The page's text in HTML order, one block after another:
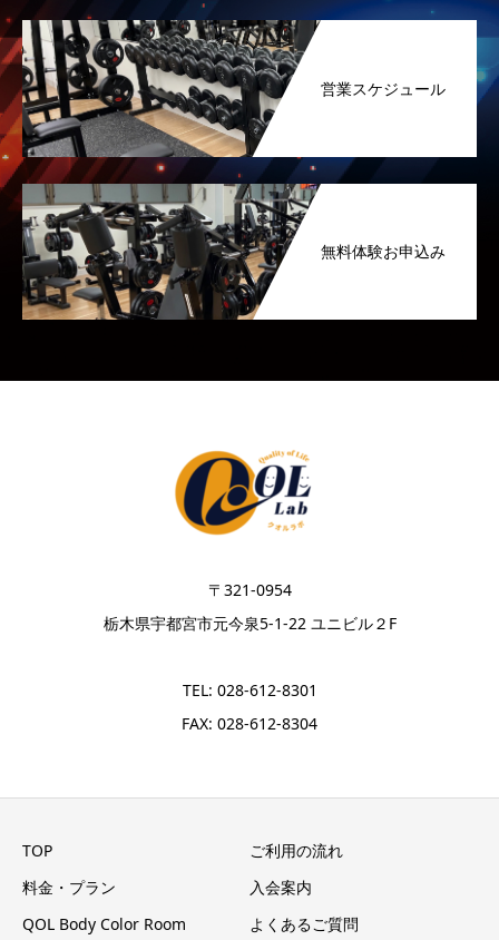
営業スケジュール
無料体験お申込み
〒321-0954
栃木県宇都宮市元今泉5-1-22 ユニビル２F
TEL: 028-612-8301
FAX: 028-612-8304
TOP
ご利用の流れ
料金・プラン
入会案内
QOL Body Color Room
よくあるご質問